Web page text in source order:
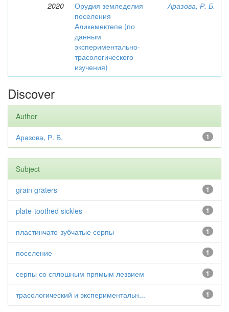
2020
Орудия земледелия
поселения
Аликемектепе (по
данным
экспериментально-
трасологического
изучения)
Аразова, Р. Б.
Discover
Author
1
Аразова, Р. Б.
Subject
1
grain graters
1
plate-toothed sickles
1
пластинчато-зубчатые серпы
1
поселение
1
серпы со сплошным прямым лезвием
1
трасологический и экспериментальн...